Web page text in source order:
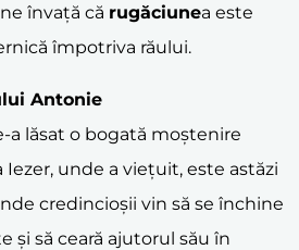
învață că rugăciunea este
împotriva răului.
Antonie
a lăsat o bogată moștenire
Iezer, unde a viețuit, este astăzi
credincioșii vin să se închine
și să ceară ajutorul său în